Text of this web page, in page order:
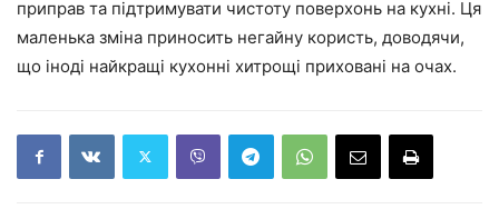
приправ та підтримувати чистоту поверхонь на кухні. Ця
маленька зміна приносить негайну користь, доводячи,
що іноді найкращі кухонні хитрощі приховані на очах.